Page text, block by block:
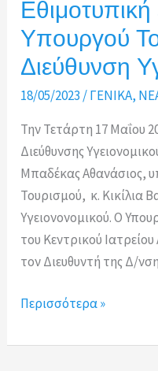
Υπουργού
Διεύθυνση
18/05/2023 /ΓΕΝΙΚΑ,
Την Τετάρτη 17 Μαΐου
Διεύθυνσης
Μπαδέκας Αθανάσιος,
Τουρισμού, κ. Κικίλια
Υγειονονομικού. Ο
του Κεντρικού
τον Διευθυντή της Δ/
Εθιμοτυπική
του
Περισσότερα »